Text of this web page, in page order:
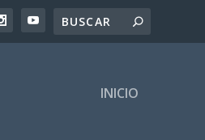
INICIO